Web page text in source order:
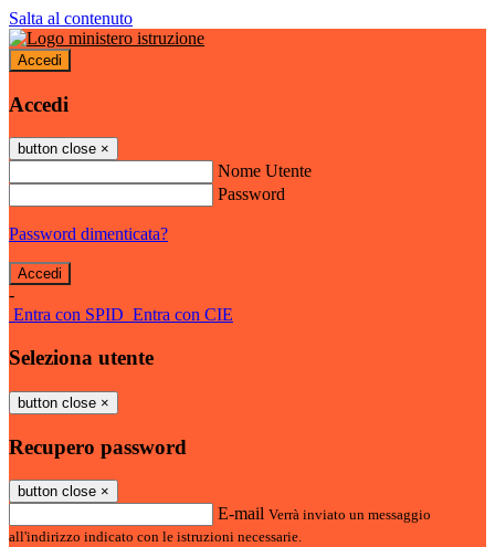
Salta al contenuto
Accedi
Accedi
button close ×
Nome Utente
Password
Password dimenticata?
-
Entra con SPID Entra con CIE
Seleziona utente
button close ×
Recupero password
button close ×
E-mail Verrà inviato un messaggio
all'indirizzo indicato con le istruzioni necessarie.